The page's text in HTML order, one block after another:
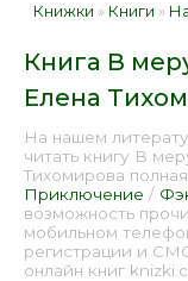
Книжки » Книги »
Книга В
Елена
На нашем
читать книгу В
Тихомирова
Приключение /
возможность
мобильном
регистрации и
онлайн книг